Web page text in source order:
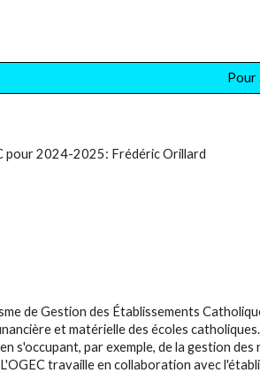
Pour
pour 2024-2025: Frédéric Orillard
de Gestion des Établissements
et matérielle des écoles
s'occupant, par exemple, de la gestion
travaille en collaboration avec